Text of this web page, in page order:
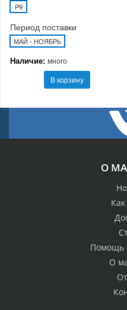
P9
Период поставки
МАЙ - НОЯБРЬ
Наличие: много
В корзину
О
Помощь
О